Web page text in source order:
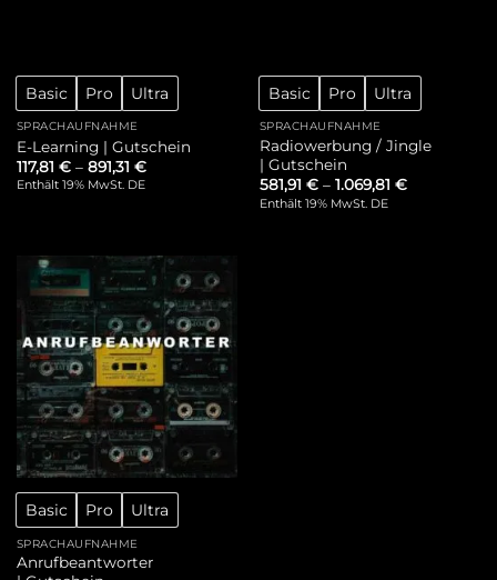
Basic Pro Ultra
SPRACHAUFNAHME
E-Learning | Gutschein
117,81 € – 891,31 €
Enthält 19% MwSt. DE
Basic Pro Ultra
SPRACHAUFNAHME
Radiowerbung / Jingle
| Gutschein
581,91 € – 1.069,81 €
Enthält 19% MwSt. DE
Basic Pro Ultra
SPRACHAUFNAHME
Anrufbeantworter